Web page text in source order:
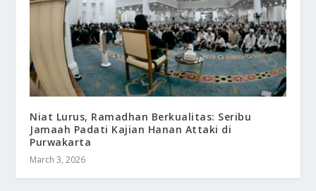
Niat Lurus, Ramadhan Berkualitas: Seribu
Jamaah Padati Kajian Hanan Attaki di
Purwakarta
March 3, 2026